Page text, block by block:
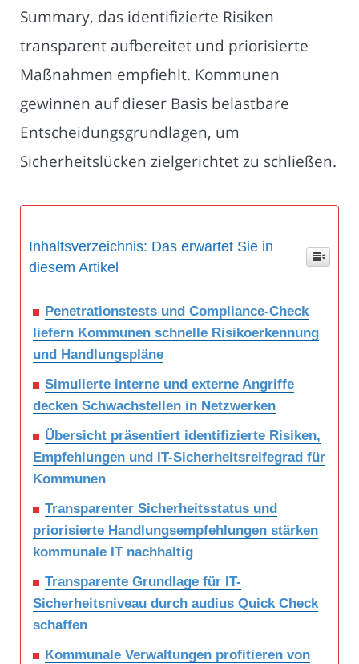
Summary, das identifizierte Risiken
transparent aufbereitet und priorisierte
Maßnahmen empfiehlt. Kommunen
gewinnen auf dieser Basis belastbare
Entscheidungsgrundlagen, um
Sicherheitslücken zielgerichtet zu schließen.
Inhaltsverzeichnis: Das erwartet Sie in
diesem Artikel
Penetrationstests und Compliance-Check
liefern Kommunen schnelle Risikoerkennung
und Handlungspläne
Simulierte interne und externe Angriffe
decken Schwachstellen in Netzwerken
Übersicht präsentiert identifizierte Risiken,
Empfehlungen und IT-Sicherheitsreifegrad für
Kommunen
Transparenter Sicherheitsstatus und
priorisierte Handlungsempfehlungen stärken
kommunale IT nachhaltig
Transparente Grundlage für IT-
Sicherheitsniveau durch audius Quick Check
schaffen
Kommunale Verwaltungen profitieren von